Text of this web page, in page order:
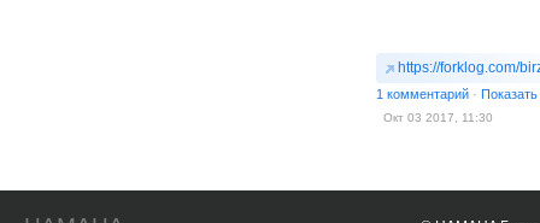
https://forklog.com/
1 комментарий ·
Окт 03 2017, 11:30